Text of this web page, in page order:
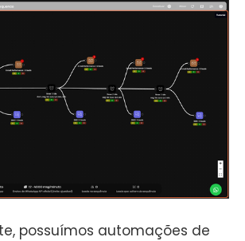
possuímos automações de